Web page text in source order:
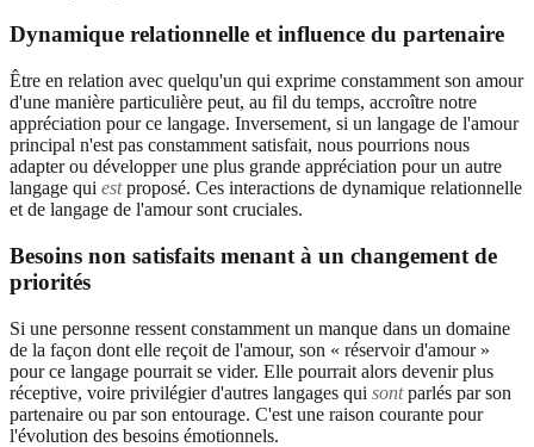
Dynamique relationnelle et influence du partenaire
Être en relation avec quelqu'un qui exprime constamment son amour
d'une manière particulière peut, au fil du temps, accroître notre
appréciation pour ce langage. Inversement, si un langage de l'amour
principal n'est pas constamment satisfait, nous pourrions nous
adapter ou développer une plus grande appréciation pour un autre
langage qui estproposé. Ces interactions de dynamique relationnelle
et de langage de l'amour sont cruciales.
Besoins non satisfaits menant à un changement de
priorités
Si une personne ressent constamment un manque dans un domaine
de la façon dont elle reçoit de l'amour, son « réservoir d'amour »
pour ce langage pourrait se vider. Elle pourrait alors devenir plus
réceptive, voire privilégier d'autres langages qui sontparlés par son
partenaire ou par son entourage. C'est une raison courante pour
l'évolution des besoins émotionnels.